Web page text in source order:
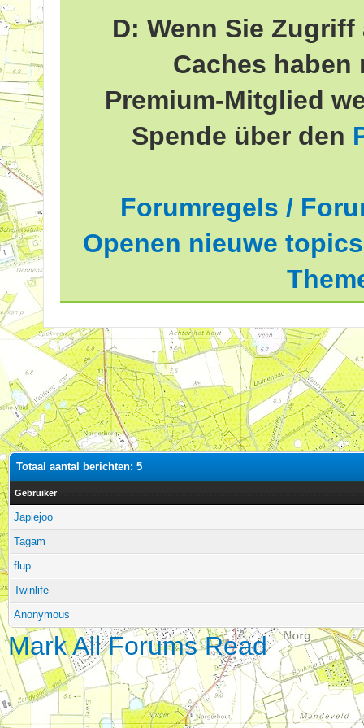
D: Wenn Sie
Caches haben
Premium-Mitglied
Spende über den
Forumregels /
Openen nieuwe
Totaal aantal berichten: 5
Gebruiker
Japiejoo
Tagam
flup
Twinlife
Anonymous
Mark All Forums Read